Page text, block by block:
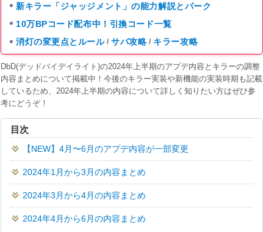
新キラー「ジャッジメント」の能力解説とパーク
10万BPコード配布中！引換コード一覧
消灯の変更点とルール / サバ攻略 / キラー攻略
DbD(デッドバイデイライト)の2024年上半期のアプデ内容とキラーの調整
内容まとめについて掲載中！今後のキラー実装や新機能の実装時期も記載
しているため、2024年上半期の内容について詳しく知りたい方はぜひ参
考にどうぞ！
目次
【NEW】4月〜6月のアプデ内容が一部変更
2024年1月から3月の内容まとめ
2024年3月から4月の内容まとめ
2024年4月から6月の内容まとめ